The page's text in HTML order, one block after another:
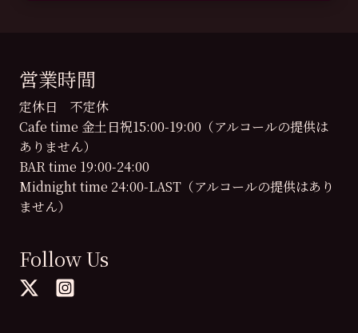
営業時間
定休日 不定休
Cafe time 金土日祝15:00-19:00（アルコールの提供は
ありません）
BAR time 19:00-24:00
Midnight time 24:00-LAST（アルコールの提供はあり
ません）
Follow Us